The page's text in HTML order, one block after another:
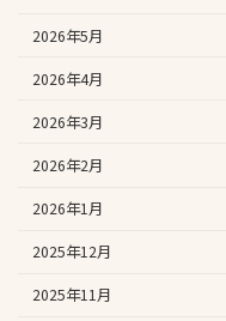
2026年5月
2026年4月
2026年3月
2026年2月
2026年1月
2025年12月
2025年11月